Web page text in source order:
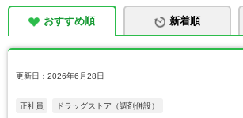
おすすめ順 新着順
更新日：2026年6月28日
正社員 ドラッグストア（調剤併設）